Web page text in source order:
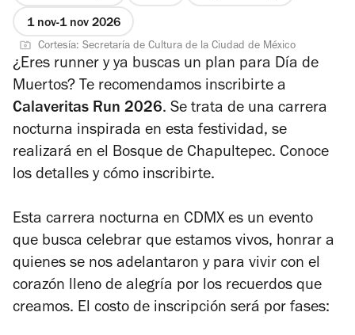
1 nov 1 nov 2026
Cortesía: Secretaría de Cultura de la Ciudad de México
¿Eres runner y ya buscas un plan para Día de
Muertos? Te recomendamos inscribirte a
Calaveritas Run 2026. Se trata de una carrera
nocturna inspirada en esta festividad, se
realizará en el Bosque de Chapultepec. Conoce
los detalles y cómo inscribirte.
Esta carrera nocturna en CDMX es un evento
que busca celebrar que estamos vivos, honrar a
quienes se nos adelantaron y para vivir con el
corazón lleno de alegría por los recuerdos que
creamos. El costo de inscripción será por fases: